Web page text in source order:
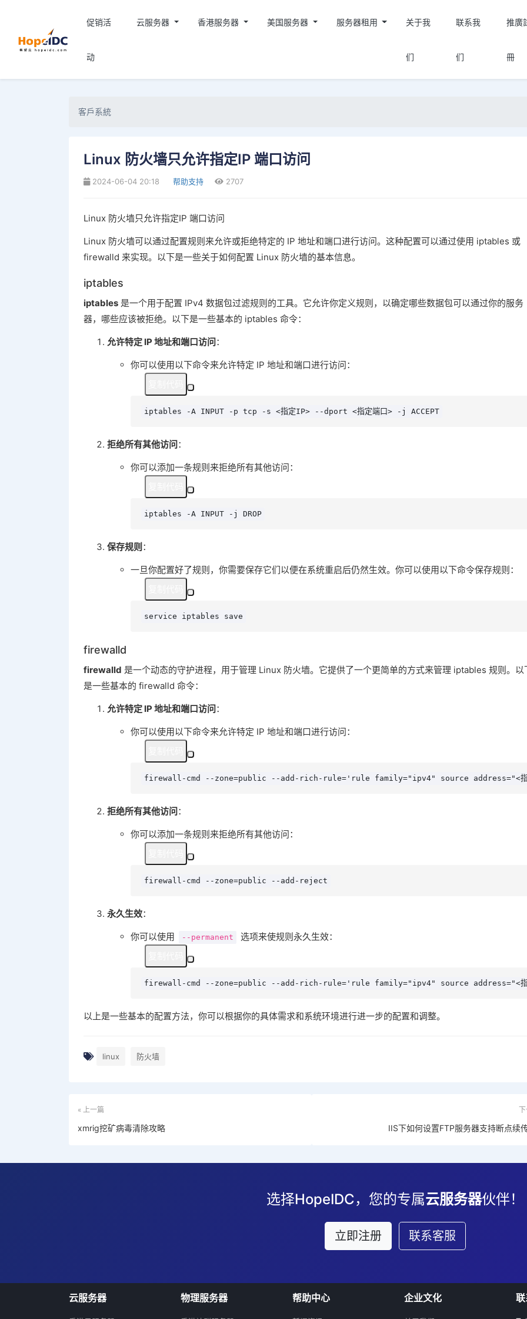
促销活
动
云服务器 香港服务器 美国服务器 服务器租用 关于我
们
联系我
们
推廣
冊
客戶系統
Linux 防火墙只允许指定IP 端口访问
2024-06-04 20:18 帮助支持 2707
Linux 防火墙只允许指定IP 端口访问
Linux 防火墙可以通过配置规则来允许或拒绝特定的 IP 地址和端口进行访问。这种配置可以通过使用 iptables 或
firewalld 来实现。以下是一些关于如何配置 Linux 防火墙的基本信息。
iptables
iptables 是一个用于配置 IPv4 数据包过滤规则的工具。它允许你定义规则，以确定哪些数据包可以通过你的服务
器，哪些应该被拒绝。以下是一些基本的 iptables 命令：
允许特定 IP 地址和端口访问：
你可以使用以下命令来允许特定 IP 地址和端口进行访问：
iptables -A INPUT -p tcp -s <指定IP> --dport <指定端口> -j ACCEPT
拒绝所有其他访问：
你可以添加一条规则来拒绝所有其他访问：
iptables -A INPUT -j DROP
保存规则 ：
一旦你配置好了规则，你需要保存它们以便在系统重启后仍然生效。你可以使用以下命令保存规则：
service iptables save
firewalld
firewalld 是一个动态的守护进程，用于管理 Linux 防火墙。它提供了一个更简单的方式来管理 iptables 规则。以
是一些基本的 firewalld 命令：
允许特定 IP 地址和端口访问：
你可以使用以下命令来允许特定 IP 地址和端口进行访问：
firewall-cmd --zone=public --add-rich-rule='rule family="ipv4" source address="<指
拒绝所有其他访问：
你可以添加一条规则来拒绝所有其他访问：
firewall-cmd --zone=public --add-reject
永久生效：
你可以使用 --permanent
选项来使规则永久生效：
firewall-cmd --zone=public --add-rich-rule='rule family="ipv4" source address="<
以上是一些基本的配置方法，你可以根据你的具体需求和系统环境进行进一步的配置和调整。
linux 防火墙
« 上一篇
xmrig挖矿病毒清除攻略 IIS下如何设置FTP服务器支持断点续
选择HopeIDC，您的专属云服务器伙伴！
立即注册 联系客服
云服务器 物理服务器 帮助中心 企业文化 联